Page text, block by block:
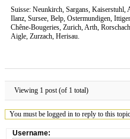
Suisse: Neunkirch, Sargans,
Ilanz, Sursee, Belp, Ostermundigen,
Chêne-Bougeries, Zurich, Arth,
Aigle, Zurzach, Herisau.
Viewing 1 post (of 1 total)
You must be logged in to reply to this
Username: